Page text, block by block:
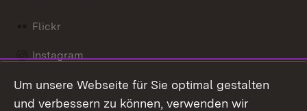
Flickr
Instagram
Social Wall
Um unsere Webseite für Sie optimal gestalten
und verbessern zu können, verwenden wir